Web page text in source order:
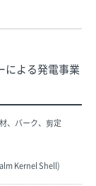
による発電事業
、バーク、剪定
Kernel Shell)